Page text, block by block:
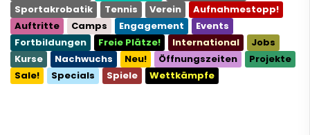
Sportakrobatik
Tennis Verein
Aufnahmestopp!
Auftritte
Camps Engagement
Events
Fortbildungen
Freie Plätze! International
Jobs
Kurse
Nachwuchs Neu! Öffnungszeiten
Projekte
Sale!
Specials Spiele Wettkämpfe